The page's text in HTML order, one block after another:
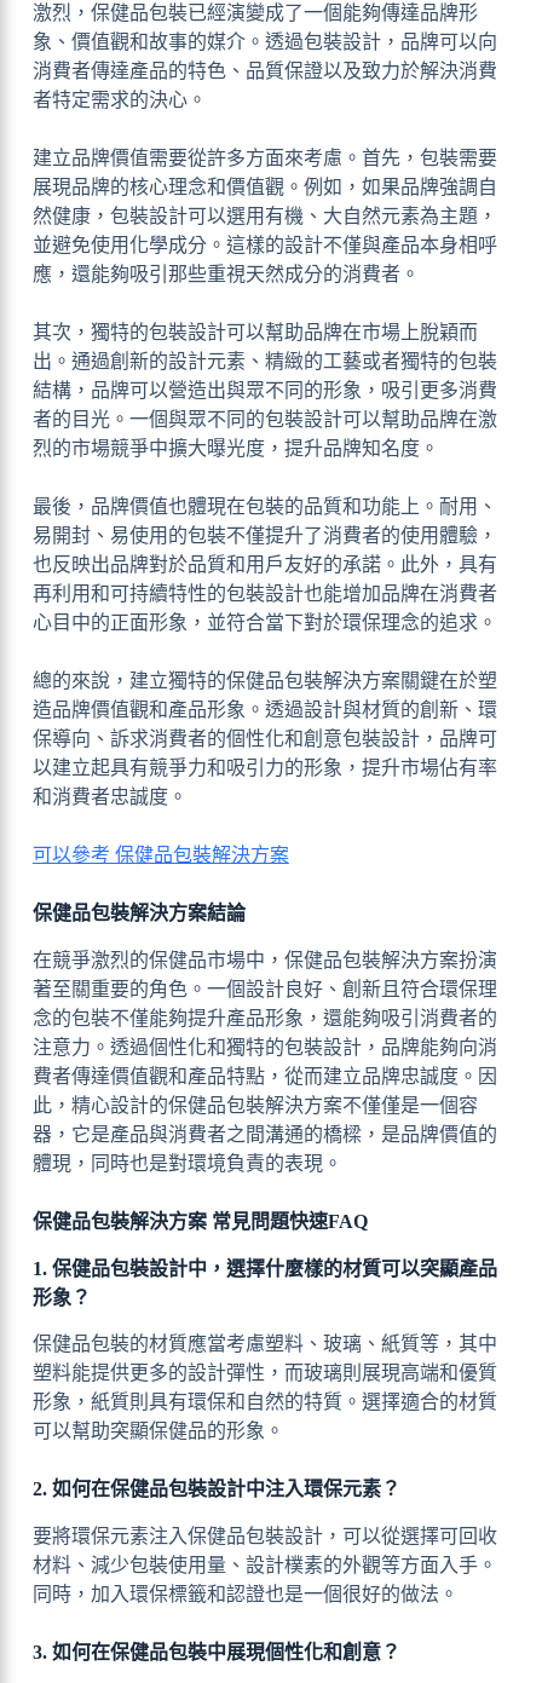
激烈，保健品包裝已經演變成了一個能夠傳達品牌形
象、價值觀和故事的媒介。透過包裝設計，品牌可以向
消費者傳達產品的特色、品質保證以及致力於解決消費
者特定需求的決心。
建立品牌價值需要從許多方面來考慮。首先，包裝需要
展現品牌的核心理念和價值觀。例如，如果品牌強調自
然健康，包裝設計可以選用有機、大自然元素為主題，
並避免使用化學成分。這樣的設計不僅與產品本身相呼
應，還能夠吸引那些重視天然成分的消費者。
其次，獨特的包裝設計可以幫助品牌在市場上脫穎而
出。通過創新的設計元素、精緻的工藝或者獨特的包裝
結構，品牌可以營造出與眾不同的形象，吸引更多消費
者的目光。一個與眾不同的包裝設計可以幫助品牌在激
烈的市場競爭中擴大曝光度，提升品牌知名度。
最後，品牌價值也體現在包裝的品質和功能上。耐用、
易開封、易使用的包裝不僅提升了消費者的使用體驗，
也反映出品牌對於品質和用戶友好的承諾。此外，具有
再利用和可持續特性的包裝設計也能增加品牌在消費者
心目中的正面形象，並符合當下對於環保理念的追求。
總的來說，建立獨特的保健品包裝解決方案關鍵在於塑
造品牌價值觀和產品形象。透過設計與材質的創新、環
保導向、訴求消費者的個性化和創意包裝設計，品牌可
以建立起具有競爭力和吸引力的形象，提升市場佔有率
和消費者忠誠度。
可以參考 保健品包裝解決方案
保健品包裝解決方案結論
在競爭激烈的保健品市場中，保健品包裝解決方案扮演
著至關重要的角色。一個設計良好、創新且符合環保理
念的包裝不僅能夠提升產品形象，還能夠吸引消費者的
注意力。透過個性化和獨特的包裝設計，品牌能夠向消
費者傳達價值觀和產品特點，從而建立品牌忠誠度。因
此，精心設計的保健品包裝解決方案不僅僅是一個容
器，它是產品與消費者之間溝通的橋樑，是品牌價值的
體現，同時也是對環境負責的表現。
保健品包裝解決方案 常見問題快速FAQ
1. 保健品包裝設計中，選擇什麼樣的材質可以突顯產品
形象？
保健品包裝的材質應當考慮塑料、玻璃、紙質等，其中
塑料能提供更多的設計彈性，而玻璃則展現高端和優質
形象，紙質則具有環保和自然的特質。選擇適合的材質
可以幫助突顯保健品的形象。
2. 如何在保健品包裝設計中注入環保元素？
要將環保元素注入保健品包裝設計，可以從選擇可回收
材料、減少包裝使用量、設計樸素的外觀等方面入手。
同時，加入環保標籤和認證也是一個很好的做法。
3. 如何在保健品包裝中展現個性化和創意？